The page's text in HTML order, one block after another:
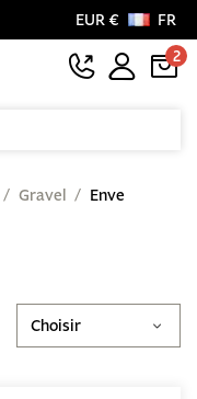
EUR €
FR
2
Gravel Enve
Choisir